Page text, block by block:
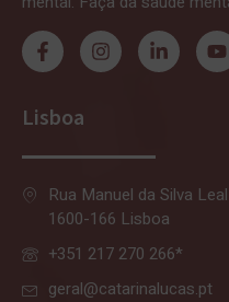
Lisboa
Rua Manuel da Silva
1600-166 Lisboa
+351 217 270 266*
geral@catarinalucas.pt